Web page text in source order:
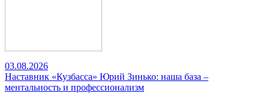
03.08.2026
Наставник «Кузбасса» Юрий Зинько: наша база –
ментальность и профессионализм